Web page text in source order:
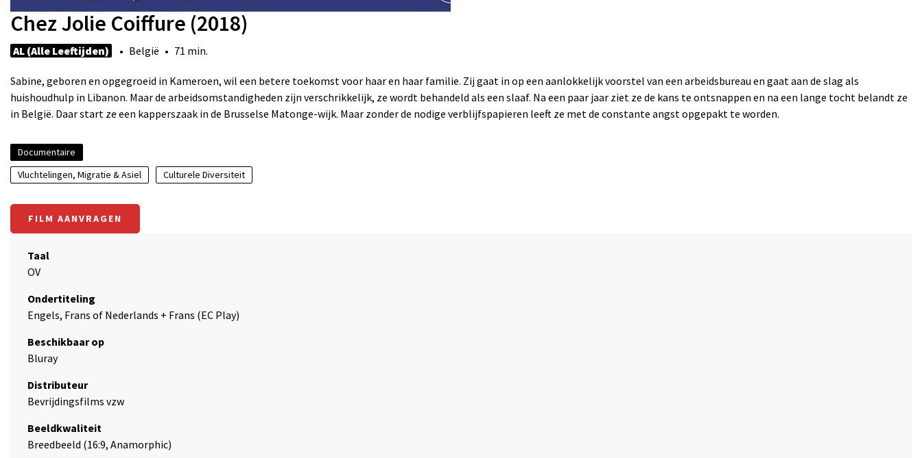
Chez Jolie Coiffure (2018)
AL (Alle Leeftijden) • België • 71 min.
Sabine, geboren en opgegroeid in Kameroen, wil een betere toekomst voor haar en haar familie. Zij gaat in op een aanlokkelijk voorstel van een arbeidsbureau en gaat aan de slag als
huishoudhulp in Libanon. Maar de arbeidsomstandigheden zijn verschrikkelijk, ze wordt behandeld als een slaaf. Na een paar jaar ziet ze de kans te ontsnappen en na een lange tocht belandt ze
in België. Daar start ze een kapperszaak in de Brusselse Matonge-wijk. Maar zonder de nodige verblijfspapieren leeft ze met de constante angst opgepakt te worden.
Documentaire
Vluchtelingen, Migratie & Asiel
Culturele Diversiteit
FILM AANVRAGEN
Taal
OV
Ondertiteling
Engels, Frans of Nederlands + Frans (EC Play)
Beschikbaar op
Bluray
Distributeur
Bevrijdingsfilms vzw
Beeldkwaliteit
Breedbeeld (16:9, Anamorphic)